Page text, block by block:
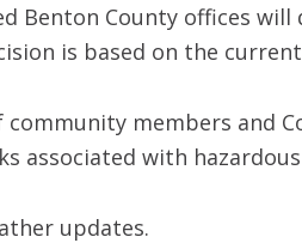
Benton County offices
is based on the
members and
associated with
updates.